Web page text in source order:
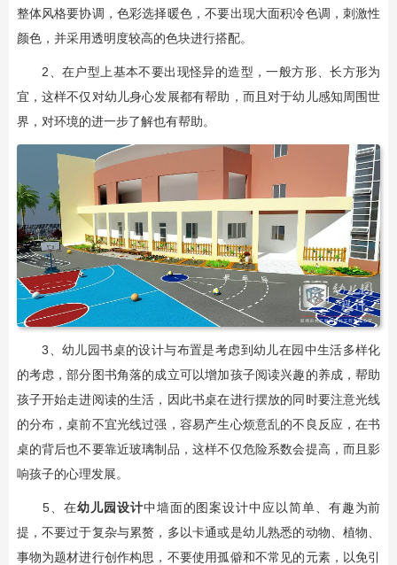
整体风格要协调，色彩选择暖色，不要出现大面积冷色调，刺激性
颜色，并采用透明度较高的色块进行搭配。
2、在户型上基本不要出现怪异的造型，一般方形、长方形为
宜，这样不仅对幼儿身心发展都有帮助，而且对于幼儿感知周围世
界，对环境的进一步了解也有帮助。
3、幼儿园书桌的设计与布置是考虑到幼儿在园中生活多样化
的考虑，部分图书角落的成立可以增加孩子阅读兴趣的养成，帮助
孩子开始走进阅读的生活，因此书桌在进行摆放的同时要注意光线
的分布，桌前不宜光线过强，容易产生心烦意乱的不良反应，在书
桌的背后也不要靠近玻璃制品，这样不仅危险系数会提高，而且影
响孩子的心理发展。
5、在幼儿园设计中墙面的图案设计中应以简单、有趣为前
提，不要过于复杂与累赘，多以卡通或是幼儿熟悉的动物、植物、
事物为题材进行创作构思，不要使用孤僻和不常见的元素，以免引